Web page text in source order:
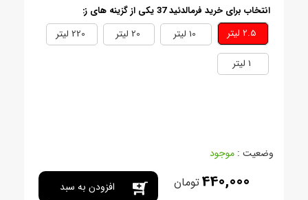
انتخاب برای خرید فرمالدئید 37 یکی از گزینه های ز:
وضعیت : موجود
440,000تومان افزودن به سبد